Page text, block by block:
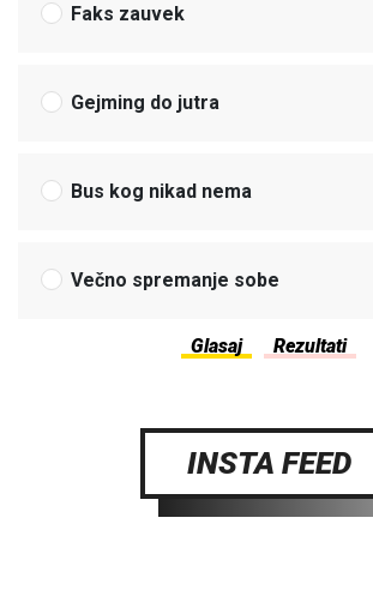
Faks zauvek
Gejming do jutra
Bus kog nikad nema
Večno spremanje sobe
INSTA FEED